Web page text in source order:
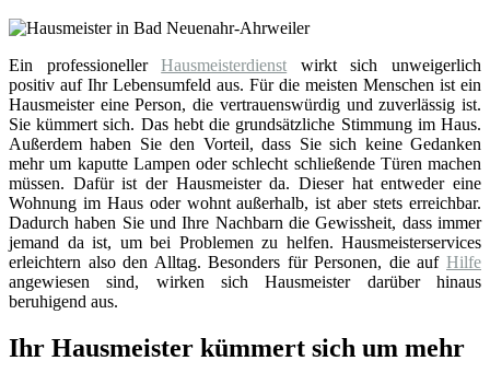
Ein professionellerHausmeisterdienst wirkt sich unweigerlich
positiv auf Ihr Lebensumfeld aus. Für die meisten Menschen ist ein
Hausmeister eine Person, die vertrauenswürdig und zuverlässig ist.
Sie kümmert sich. Das hebt die grundsätzliche Stimmung im Haus.
Außerdem haben Sie den Vorteil, dass Sie sich keine Gedanken
mehr um kaputte Lampen oder schlecht schließende Türen machen
müssen. Dafür ist der Hausmeister da. Dieser hat entweder eine
Wohnung im Haus oder wohnt außerhalb, ist aber stets erreichbar.
Dadurch haben Sie und Ihre Nachbarn die Gewissheit, dass immer
jemand da ist, um bei Problemen zu helfen. Hausmeisterservices
erleichtern also den Alltag. Besonders für Personen, die auf Hilfe
angewiesen sind, wirken sich Hausmeister darüber hinaus
beruhigend aus.
Ihr Hausmeister kümmert sich um mehr